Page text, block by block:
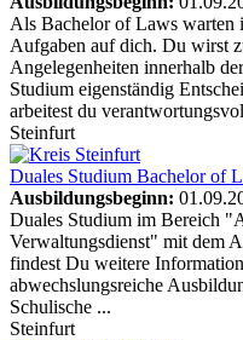
Als Bachelor of Laws warten
Aufgaben auf dich. Du wirst
Angelegenheiten innerhalb
Studium eigenständig
arbeitest du
Steinfurt
Duales Studium Bachelor of
Ausbildungsbeginn:
Duales Studium im Bereich
Verwaltungsdienst" mit dem
findest Du weitere
abwechslungsreiche
Schulische ...
Steinfurt